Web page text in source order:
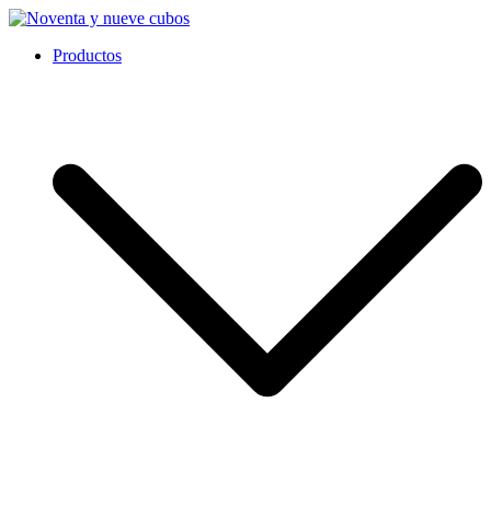
Ir
contenido
Noventa y nueve cubos
Productos